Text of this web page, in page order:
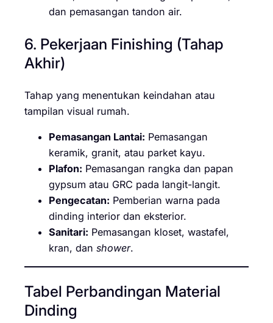
dan pemasangan tandon air.
6. Pekerjaan Finishing (Tahap
Akhir)
Tahap yang menentukan keindahan atau
tampilan visual rumah.
Pemasangan Lantai: Pemasangan
keramik, granit, atau parket kayu.
Plafon: Pemasangan rangka dan papan
gypsum atau GRC pada langit-langit.
Pengecatan: Pemberian warna pada
dinding interior dan eksterior.
Sanitari: Pemasangan kloset, wastafel,
kran, dan shower.
Tabel Perbandingan Material
Dinding